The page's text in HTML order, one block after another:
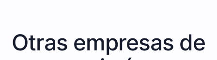
Otras empresas de